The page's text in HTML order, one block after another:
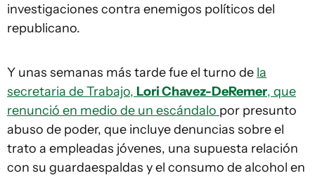
investigaciones contra enemigos políticos del
republicano.
Y unas semanas más tarde fue el turno de la
secretaria de Trabajo, Lori Chavez-DeRemer, que
renunció en medio de un escándalo por presunto
abuso de poder, que incluye denuncias sobre el
trato a empleadas jóvenes, una supuesta relación
con su guardaespaldas y el consumo de alcohol en